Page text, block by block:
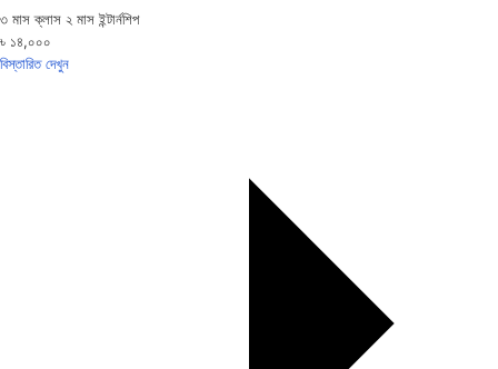
৩ মাস ক্লাস ২ মাস ইন্টার্নশিপ
৳ ১৪,০০০
বিস্তারিত দেখুন